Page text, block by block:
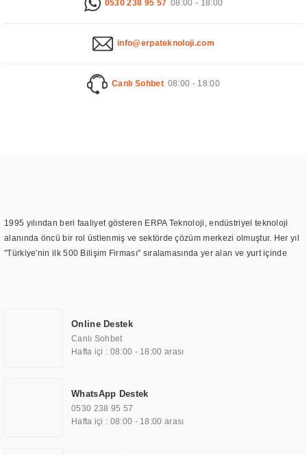
0530 238 95 57 08:00 - 18:00
info@erpateknoloji.com
Canlı Sohbet 08:00 - 18:00
1995 yılından beri faaliyet gösteren ERPA Teknoloji, endüstriyel teknoloji
alanında öncü bir rol üstlenmiş ve sektörde çözüm merkezi olmuştur. Her yıl
"Türkiye'nin ilk 500 Bilişim Firması" sıralamasında yer alan ve yurt içinde
TOCHI markası altında kendi ürettiği ürünlerde kullanmıştır. Günümüzde
TOCHI; videowall, digital signage, kiosk, totem, akıllı durak ekranı, araç içi
ekran, asansör ekranı, digital menüboard, marin ekran, medikal ekran,
ekranları, endüstriyel ekranlar, kapı önü bilgi ekranları, panel PC,
endüstriyel Panel PC, mini PC, endüstriyel mini PC ve akıllı bina sistemleri
gibi çözümleri 4.5" ile 110” boyutları arasında üretebilirken, ayrıca standart
Online Destek
Canlı Sohbet
Hafta içi : 08:00 - 18:00 arası
WhatsApp Destek
0530 238 95 57
Hafta içi : 08:00 - 18:00 arası